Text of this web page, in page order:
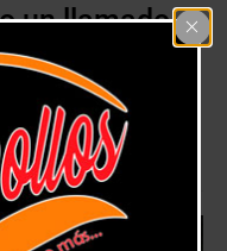
un llamado a
Fiestas